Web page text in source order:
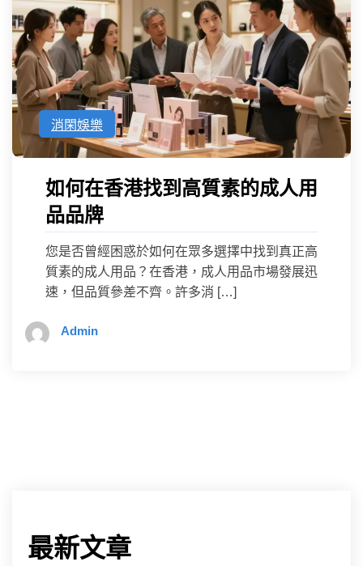
消閑娛樂
如何在香港找到高質素的成人用
品品牌
您是否曾經困惑於如何在眾多選擇中找到真正高
質素的成人用品？在香港，成人用品市場發展迅
速，但品質參差不齊。許多消 […]
Admin
最新文章